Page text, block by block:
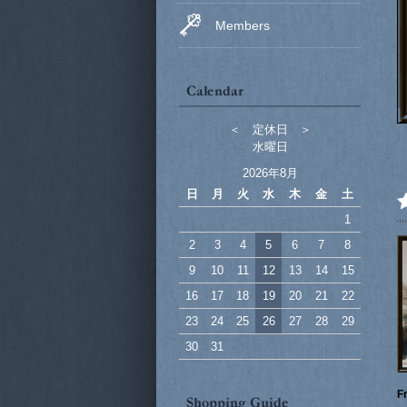
Members
＜ 定休日 ＞
水曜日
2026年8月
日
月 火 水 木 金
土
1
2
3 4 5 6 7
8
9
10 11 12 13 14
15
16
17 18 19 20 21
22
23
24 25 26 27 28
29
30
31